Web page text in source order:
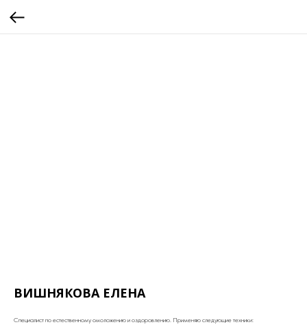
ВИШНЯКОВА ЕЛЕНА
Специалист по естественному омоложению и оздоровлению. Применяю следующие техники: